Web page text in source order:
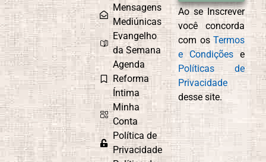
Compaixão
Conexão com
Deus
Controle
Emocional
Cordel
Espírita
Mensagens
Mediúnicas
Evangelho
da Semana
Agenda
Reforma
Íntima
Minha
Conta
Política de
Privacidade
Ao se Inscrever
você concorda
com osTermos
e Condições e
Políticas de
Privacidade
desse site.